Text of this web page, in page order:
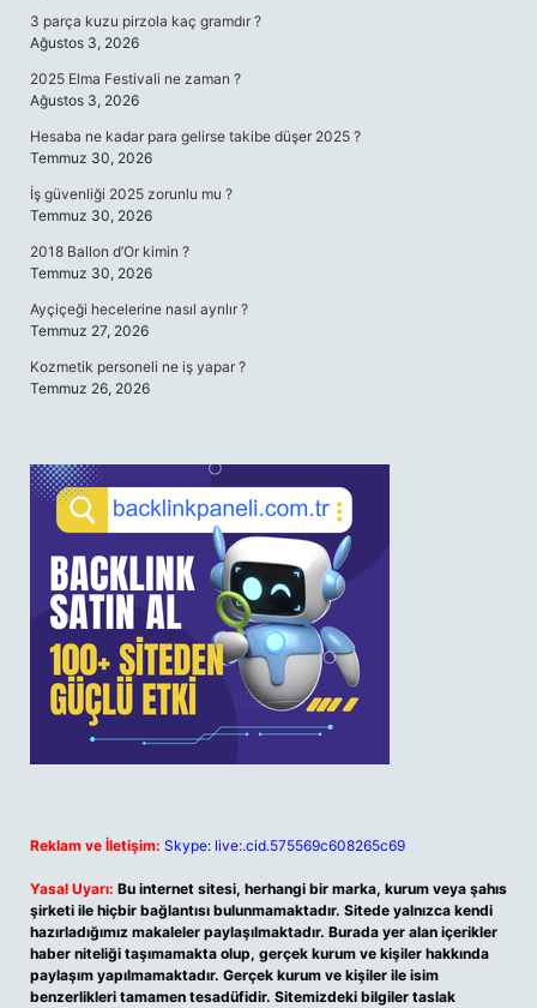
3 parça kuzu pirzola kaç gramdır ?
Ağustos 3, 2026
2025 Elma Festivali ne zaman ?
Ağustos 3, 2026
Hesaba ne kadar para gelirse takibe düşer 2025 ?
Temmuz 30, 2026
İş güvenliği 2025 zorunlu mu ?
Temmuz 30, 2026
2018 Ballon d’Or kimin ?
Temmuz 30, 2026
Ayçiçeği hecelerine nasıl ayrılır ?
Temmuz 27, 2026
Kozmetik personeli ne iş yapar ?
Temmuz 26, 2026
Reklam ve İletişim: Skype: live:.cid.575569c608265c69
Yasal Uyarı: Bu internet sitesi, herhangi bir marka, kurum veya şahıs
şirketi ile hiçbir bağlantısı bulunmamaktadır. Sitede yalnızca kendi
hazırladığımız makaleler paylaşılmaktadır. Burada yer alan içerikler
haber niteliği taşımamakta olup, gerçek kurum ve kişiler hakkında
paylaşım yapılmamaktadır. Gerçek kurum ve kişiler ile isim
benzerlikleri tamamen tesadüfidir. Sitemizdeki bilgiler taslak